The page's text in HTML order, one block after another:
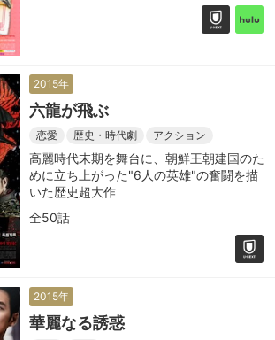
2015年
六龍が飛ぶ
恋愛 歴史・時代劇 アクション
高麗時代末期を舞台に、朝鮮王朝建国のた
めに立ち上がった"6人の英雄"の奮闘を描
いた歴史超大作
全50話
2015年
華麗なる誘惑